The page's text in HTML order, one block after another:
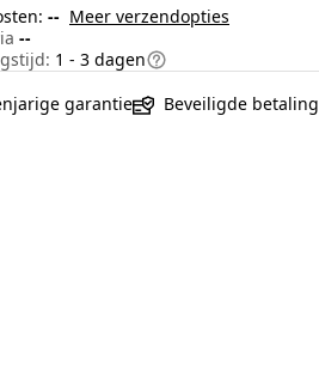
-- Meer verzendopties
--
1 - 3 dagen
garantie Beveiligde betaling